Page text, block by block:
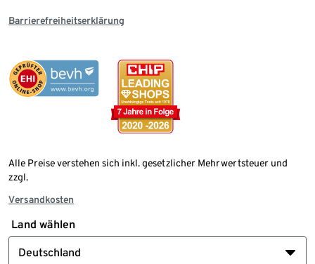
Barrierefreiheitserklärung
Alle Preise verstehen sich inkl. gesetzlicher Mehrwertsteuer und
zzgl.
Versandkosten
Land wählen
Deutschland